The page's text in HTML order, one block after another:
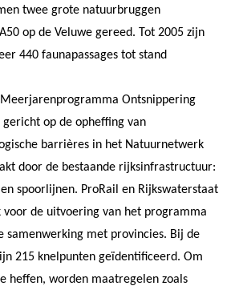
twee grote natuurbruggen
op de Veluwe gereed. Tot 2005 zijn
440 faunapassages tot stand
Ontsnippering
gericht op de opheffing van
barrières in het Natuurnetwerk
door de bestaande rijksinfrastructuur:
spoorlijnen. ProRail en Rijkswaterstaat
de uitvoering van het programma
samenwerking met provincies. Bij de
215 knelpunten geïdentificeerd. Om
heffen, worden maatregelen zoals